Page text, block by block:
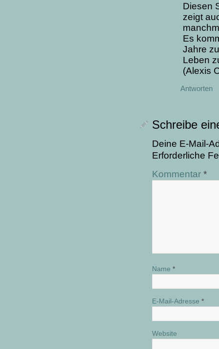
Diesen
zeigt
Es
Jahre
Leben
(Alexis
Antworten
Schreibe
Deine E-Mail-
Erforderliche
Kommentar *
Name *
E-Mail-Adresse *
Website